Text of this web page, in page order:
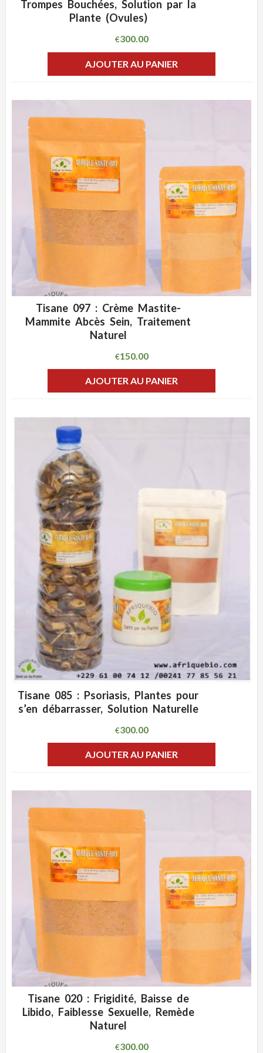
Trompes Bouchées, Solution par la
Plante (Ovules)
€300.00
AJOUTER AU PANIER
ADD WISHLIST
Tisane 097 : Crème Mastite-
Mammite Abcès Sein, Traitement
Naturel
€150.00
AJOUTER AU PANIER
ADD WISHLIST
Tisane 085 : Psoriasis, Plantes pour
s’en débarrasser, Solution Naturelle
€300.00
AJOUTER AU PANIER
ADD WISHLIST
Tisane 020 : Frigidité, Baisse de
Libido, Faiblesse Sexuelle, Remède
Naturel
€300.00